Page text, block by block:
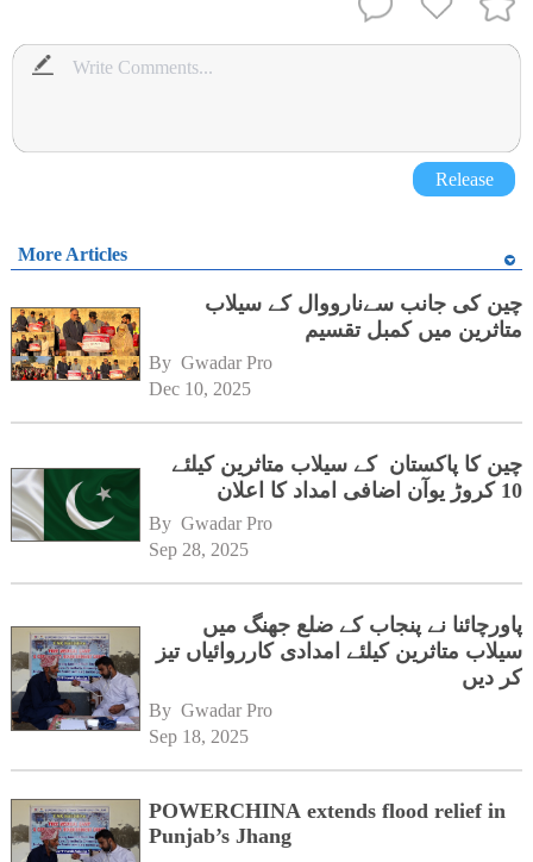
Release
More Articles
چین کی جانب سےنارووال کے سیلاب
متاثرین میں کمبل تقسیم
By Gwadar Pro
Dec 10, 2025
چین کا پاکستان کے سیلاب متاثرین کیلئے
10 کروڑ یوآن اضافی امداد کا اعلان
By Gwadar Pro
Sep 28, 2025
پاورچائنا نے پنجاب کے ضلع جھنگ میں
سیلاب متاثرین کیلئے امدادی کارروائیاں تیز
کر دیں
By Gwadar Pro
Sep 18, 2025
POWERCHINA extends flood relief in
Punjab’s Jhang